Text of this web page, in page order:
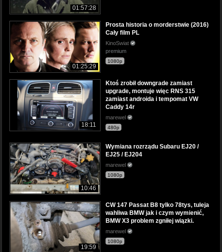
01:57:28
01:25:29
Prosta historia o morderstwie (2016)
Cały film PL
KinoSwiat
premium
1080p
18:11
Ktoś zrobił downgrade zamiast
upgrade, montuje więc RNS 315
zamiast androida i tempomat VW
Caddy 14r
marewel
480p
10:46
Wymiana rozrządu Subaru EJ20 /
EJ25 / EJ204
marewel
1080p
19:59
CW 147 Passat B8 tylko 78tys, tuleja
wahliwa BMW jak i czym wymienić,
BMW X3 problem zgniłej wiązki.
marewel
1080p